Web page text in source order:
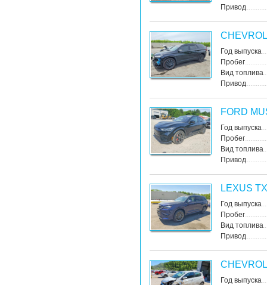
Привод
Год выпуска
Пробег
Вид топлива
Привод
FORD
Год выпуска
Пробег
Вид топлива
Привод
LEXUS
Год выпуска
Пробег
Вид топлива
Привод
Год выпуска